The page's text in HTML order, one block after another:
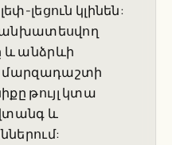
լեցուն կլինեն:
և անձրևի
մարզադաշտի
թույլ կտա
և